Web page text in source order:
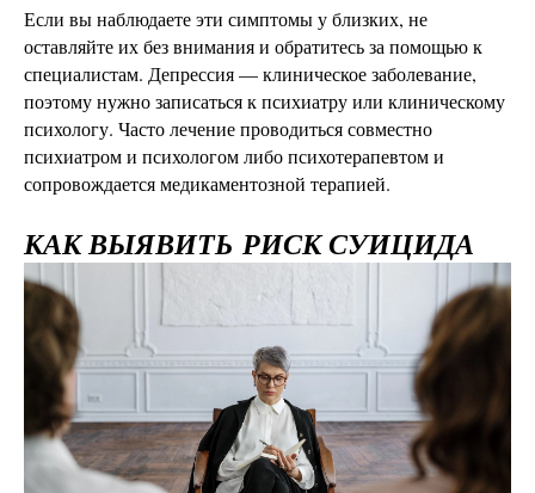
Если вы наблюдаете эти симптомы у близких, не
оставляйте их без внимания и обратитесь за помощью к
специалистам. Депрессия — клиническое заболевание,
поэтому нужно записаться к психиатру или клиническому
психологу. Часто лечение проводиться совместно
психиатром и психологом либо психотерапевтом и
сопровождается медикаментозной терапией.
КАК ВЫЯВИТЬ РИСК СУИЦИДА